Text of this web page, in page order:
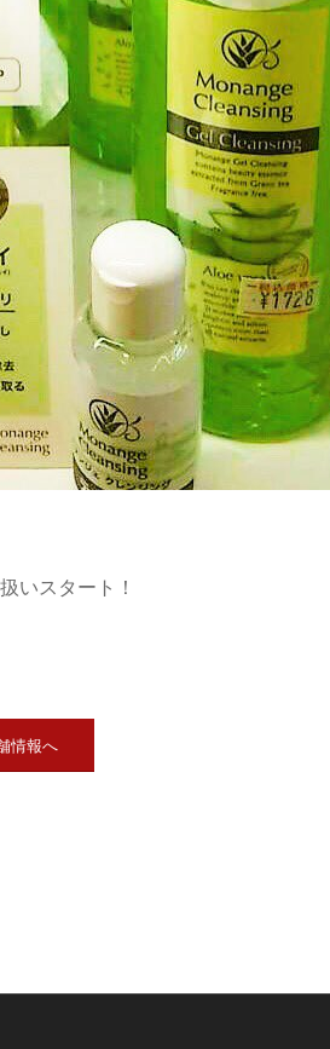
いスタート！
情報へ